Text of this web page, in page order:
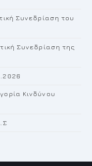
Συνεδρίαση του
Συνεδρίαση της
Κινδύνου